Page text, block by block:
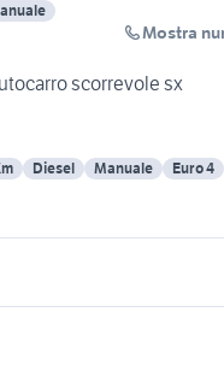
Mostra
scorrevole sx
Diesel Manuale Euro 4